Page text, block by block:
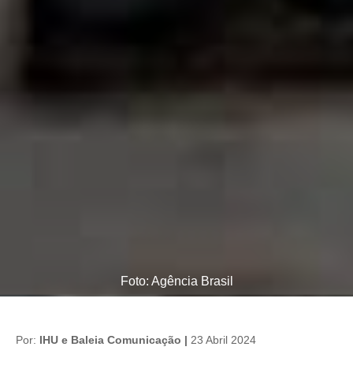
Foto: Agência Brasil
Por: IHU e Baleia Comunicação | 23 Abril 2024